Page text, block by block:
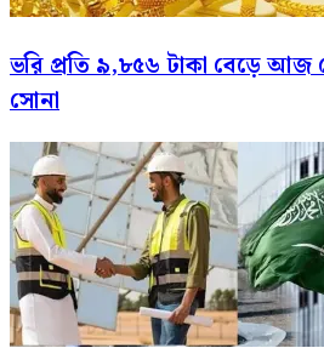
ভরি প্রতি ৯,৮৫৬ টাকা বেড়ে আজ
সোনা